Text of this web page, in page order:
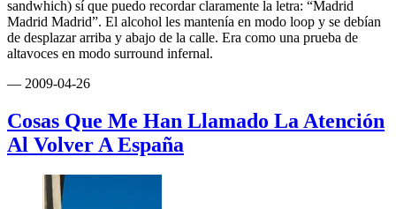
sandwhich) sí que puedo recordar claramente la letra: “Madrid
Madrid Madrid”. El alcohol les mantenía en modo loop y se debían
de desplazar arriba y abajo de la calle. Era como una prueba de
altavoces en modo surround infernal.
— 2009-04-26
Cosas Que Me Han Llamado La Atención
Al Volver A España